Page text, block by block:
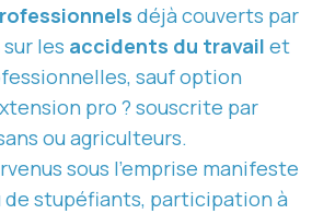
déjà couverts par
les accidents du travail et
sauf option
pro ? souscrite par
ou agriculteurs.
sous l’emprise manifeste
de stupéfiants, participation à